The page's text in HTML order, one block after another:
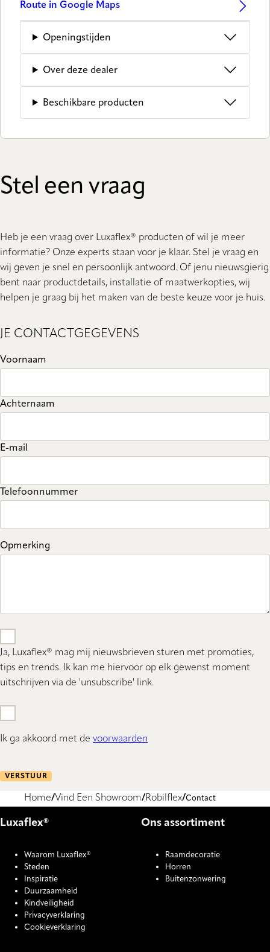
Route in Google Maps
Openingstijden
Over deze dealer
Beschikbare producten
Stel een vraag
Heb je een vraag over Luxaflex® producten of wil je meer
informatie? Onze experts staan ​​voor je klaar. Stel je vraag en
wij geven je snel en persoonlijk antwoord. Of jenu nieuwsgierig
bent naar productdetails, installatie of maatwerkopties, wij
helpen je graag bij het maken van de beste keuze voor je huis.
JE CONTACTGEGEVENS
Voornaam
Achternaam
E-mail
Telefoonnummer
Opmerking
Ja, Luxaflex® mag mij nieuwsbrieven sturen met promoties,
tips en trends. Ik kan me hiervoor op elk gewenst moment
uitschrijven via de 'unsubscribe' link.
Ik ga akkoord met de voorwaarden
VERSTUUR
Home Vind Een Showroom Robilflex Contact
Luxaflex®
Waarom Luxaflex®
Steden
Inspiratie
Duurzaamheid
Kindveiligheid
Privacyverklaring
Cookieverklaring
Ons assortiment
Raamdecoratie
Horren
Buitenzonwering